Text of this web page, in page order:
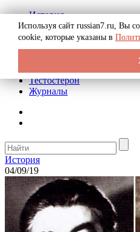
История
Биография
Криминал
Реклама на сайте
Тестостерон
Журналы
История
04/09/19
Используя сайт russian7.ru, Вы
cookie, которые указаны в